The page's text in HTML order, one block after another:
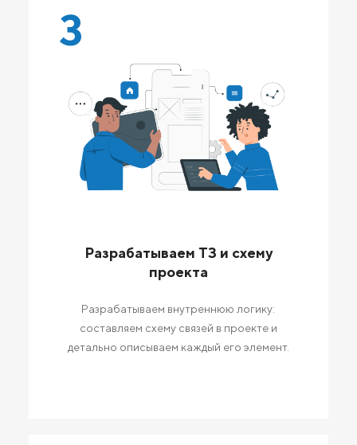
3
Разрабатываем ТЗ и схему
проекта
Разрабатываем внутреннюю логику:
составляем схему связей в проекте и
детально описываем каждый его элемент.